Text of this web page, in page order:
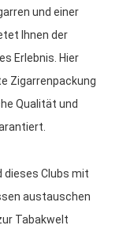
und einer
Ihnen der
Erlebnis. Hier
Zigarrenpackung
Qualität und
dieses Clubs mit
austauschen
Tabakwelt